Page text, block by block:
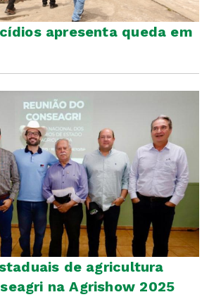
apresenta queda em
de agricultura
na Agrishow 2025